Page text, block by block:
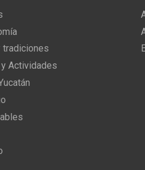
tradiciones
Actividades